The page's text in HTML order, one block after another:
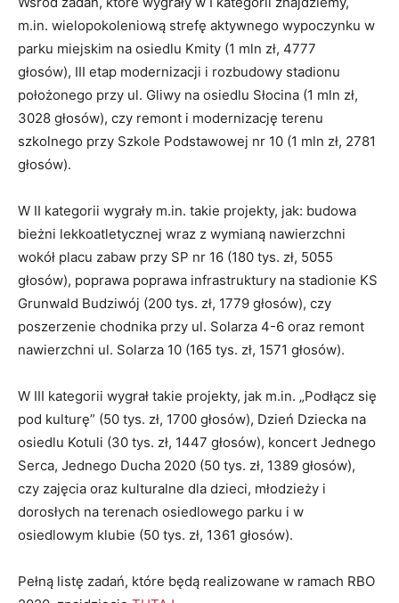
m.in. wielopokoleniową strefę aktywnego wypoczynku w
parku miejskim na osiedlu Kmity (1 mln zł, 4777
głosów), III etap modernizacji i rozbudowy stadionu
położonego przy ul. Gliwy na osiedlu Słocina (1 mln zł,
3028 głosów), czy remont i modernizację terenu
szkolnego przy Szkole Podstawowej nr 10 (1 mln zł, 2781
głosów).
W II kategorii wygrały m.in. takie projekty, jak: budowa
bieżni lekkoatletycznej wraz z wymianą nawierzchni
wokół placu zabaw przy SP nr 16 (180 tys. zł, 5055
głosów), poprawa poprawa infrastruktury na stadionie KS
Grunwald Budziwój (200 tys. zł, 1779 głosów), czy
poszerzenie chodnika przy ul. Solarza 4-6 oraz remont
nawierzchni ul. Solarza 10 (165 tys. zł, 1571 głosów).
W III kategorii wygrał takie projekty, jak m.in. „Podłącz się
pod kulturę” (50 tys. zł, 1700 głosów), Dzień Dziecka na
osiedlu Kotuli (30 tys. zł, 1447 głosów), koncert Jednego
Serca, Jednego Ducha 2020 (50 tys. zł, 1389 głosów),
czy zajęcia oraz kulturalne dla dzieci, młodzieży i
dorosłych na terenach osiedlowego parku i w
osiedlowym klubie (50 tys. zł, 1361 głosów).
Pełną listę zadań, które będą realizowane w ramach RBO